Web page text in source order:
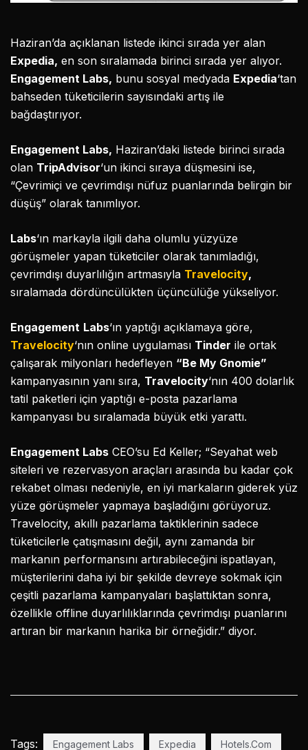
Haziran’da açıklanan listede ikinci sırada yer alan
Expedia, en son sıralamada birinci sırada yer alıyor.
Engagement Labs, bunu sosyal medyada Expedia‘tan
bahseden tüketicilerin sayısındaki artış ile
bağdaştırıyor.
Engagement Labs, Haziran’daki listede birinci sırada
olan TripAdvisor‘un ikinci sıraya düşmesini ise,
“Çevrimiçi ve çevrimdışı nüfuz puanlarında belirgin bir
düşüş” olarak tanımlıyor.
Labs‘ın markayla ilgili daha olumlu yüzyüze
görüşmeler yapan tüketiciler olarak tanımladığı,
çevrimdışı duyarlılığın artmasıyla Travelocity,
sıralamada dördüncülükten üçüncülüğe yükseliyor.
Engagement Labs‘ın yaptığı açıklamaya göre,
Travelocity‘nın online uygulaması Tinder ile ortak
çalışarak milyonları hedefleyen “Be My Gnomie”
kampanyasının yanı sıra, Travelocity‘nın 400 dolarlık
tatil paketleri için yaptığı e-posta pazarlama
kampanyası bu sıralamada büyük etki yarattı.
Engagement Labs CEO’su Ed Keller; “Seyahat web
siteleri ve rezervasyon araçları arasında bu kadar çok
rekabet olması nedeniyle, en iyi markaların giderek yüz
yüze görüşmeler yapmaya başladığını görüyoruz.
Travelocity, akıllı pazarlama taktiklerinin sadece
tüketicilerle çatışmasını değil, aynı zamanda bir
markanın performansını artırabileceğini ispatlayan,
müşterilerini daha iyi bir şekilde devreye sokmak için
çeşitli pazarlama kampanyaları başlattıktan sonra,
özellikle offline duyarlılıklarında çevrimdışı puanlarını
artıran bir markanın harika bir örneğidir.” diyor.
Tags: Engagement Labs Expedia Hotels.Com